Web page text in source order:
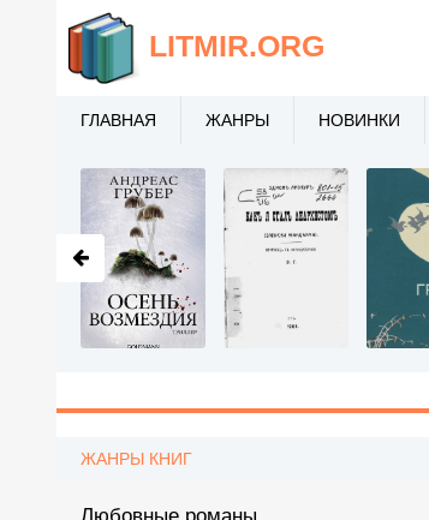
ЖАНРЫ КНИГ
LITMIR.ORG
ГЛАВНАЯ ЖАНРЫ НОВИНКИ